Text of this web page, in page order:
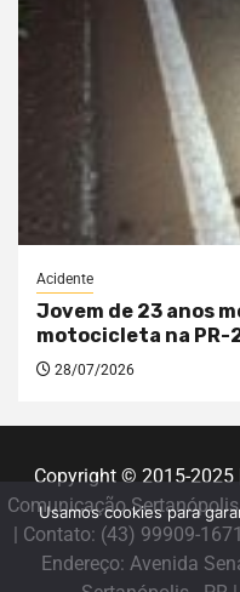
Acidente
Jovem de 23 anos
motocicleta na PR-
28/07/2026
Copyright © 2015-2025
Comunicação
| Contato: (43) 99909-
Endereço: Avenida
Usamos cookies para